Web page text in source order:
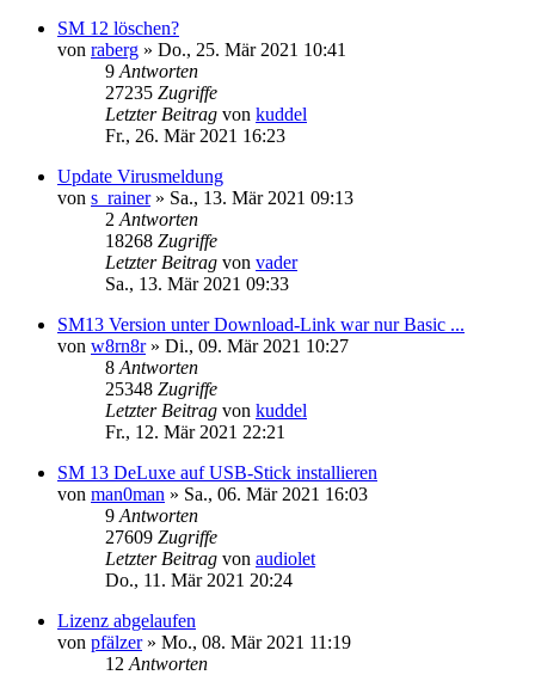
SM 12 löschen?
von raberg » Do., 25. Mär 2021 10:41
9 Antworten
27235 Zugriffe
Letzter Beitrag von kuddel
Fr., 26. Mär 2021 16:23
Update Virusmeldung
von s_rainer» Sa., 13. Mär 2021 09:13
2 Antworten
18268 Zugriffe
Letzter Beitrag von vader
Sa., 13. Mär 2021 09:33
SM13 Version unter Download-Link war nur Basic ...
von w8rn8r» Di., 09. Mär 2021 10:27
8 Antworten
25348 Zugriffe
Letzter Beitrag von kuddel
Fr., 12. Mär 2021 22:21
SM 13 DeLuxe auf USB-Stick installieren
von man0man » Sa., 06. Mär 2021 16:03
9 Antworten
27609 Zugriffe
Letzter Beitrag von audiolet
Do., 11. Mär 2021 20:24
Lizenz abgelaufen
von pfälzer» Mo., 08. Mär 2021 11:19
12 Antworten